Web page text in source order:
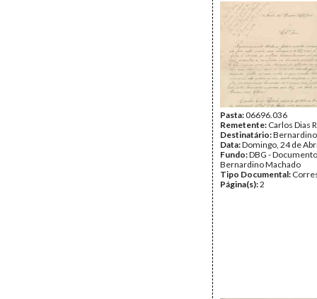
sobre Melo Barreto.
Remetente:Miguel de
Destinatário:
Data:
Sexta, 17 de Abril
Fundo:DBG -
Bernardino Machado
Tipo Documental:
Página(s): 4
Pasta:06696.036
Remetente: Carlos Dias
Destinatário:
Data:Domingo, 24 de
Fundo:DBG -
Bernardino Machado
Tipo Documental:
Página(s):2